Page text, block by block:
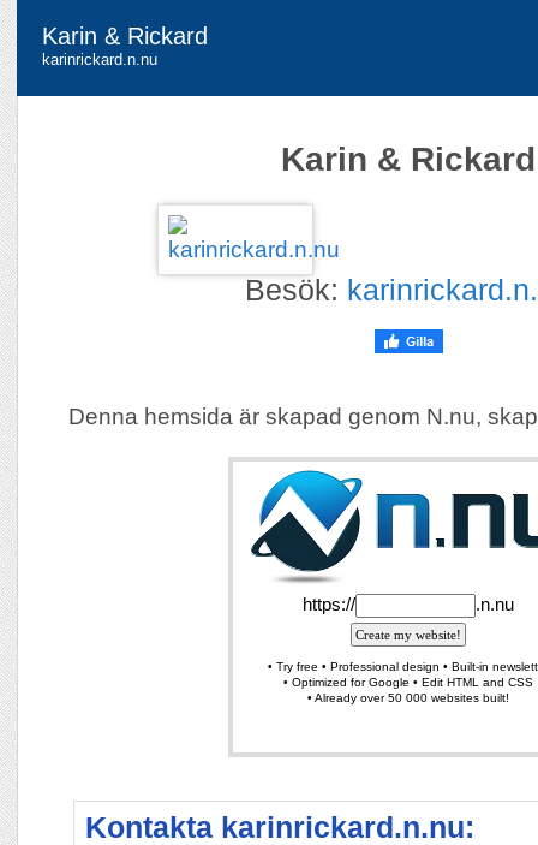
Karin & Rickard
karinrickard.n.nu
Karin & Rickard
Besök:
Denna hemsida är skapad genom N.nu,
Kontakta karinrickard.n.nu: